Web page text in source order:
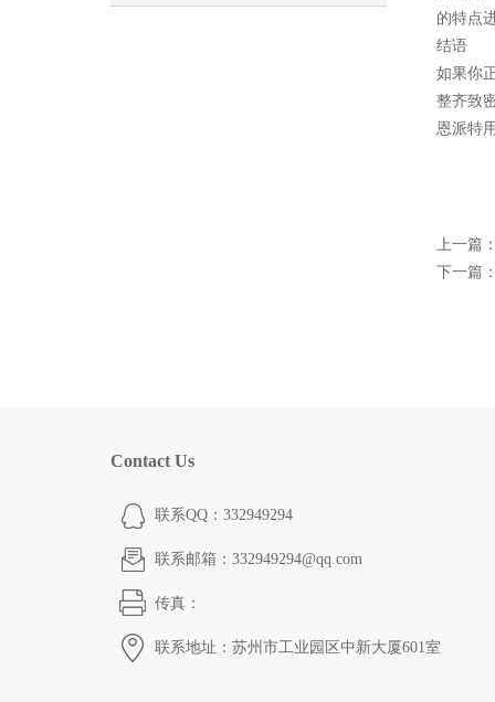
的特点
结语
如果你
整齐致
恩派特
上一篇
下一篇
Contact Us
联系QQ：332949294
联系邮箱：332949294@qq.com
传真：
联系地址：苏州市工业园区中新大厦601室